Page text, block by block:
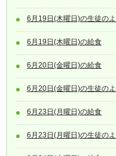
6月19日(木曜日)の生徒の
6月19日(木曜日)の給食
6月20日(金曜日)の給食
6月20日(金曜日)の生徒の
6月23日(月曜日)の給食
6月23日(月曜日)の生徒の